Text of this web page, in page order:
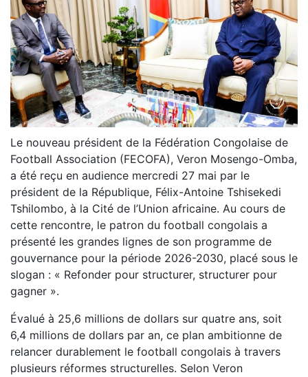
Le nouveau président de la Fédération Congolaise de
Football Association (FECOFA), Veron Mosengo-Omba,
a été reçu en audience mercredi 27 mai par le
président de la République, Félix-Antoine Tshisekedi
Tshilombo, à la Cité de l’Union africaine. Au cours de
cette rencontre, le patron du football congolais a
présenté les grandes lignes de son programme de
gouvernance pour la période 2026-2030, placé sous le
slogan : « Refonder pour structurer, structurer pour
gagner ».
Évalué à 25,6 millions de dollars sur quatre ans, soit
6,4 millions de dollars par an, ce plan ambitionne de
relancer durablement le football congolais à travers
plusieurs réformes structurelles. Selon Veron